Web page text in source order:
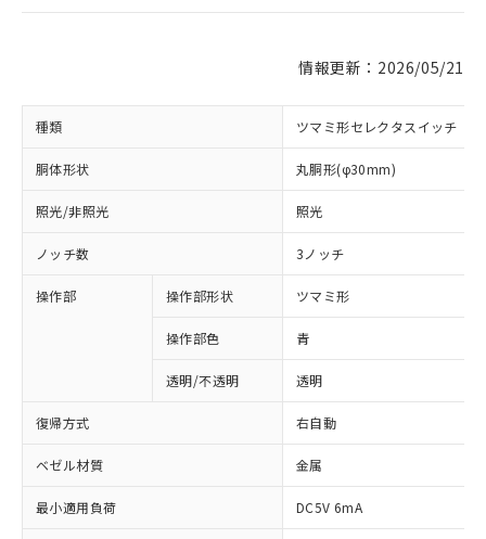
情報更新：2026/05/21
種類 ツマミ形セレクタスイッチ
胴体形状 丸胴形(φ30mm)
照光/非照光 照光
ノッチ数 3ノッチ
操作部 操作部形状 ツマミ形
操作部色 青
透明/不透明 透明
復帰方式 右自動
ベゼル材質 金属
最小適用負荷 DC5V 6mA